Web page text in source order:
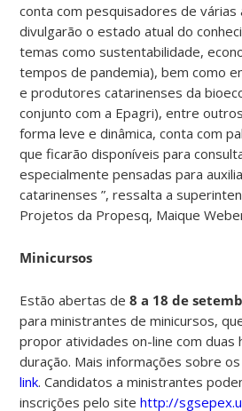
conta com pesquisadores de várias
divulgarão o estado atual do
temas como sustentabilidade,
tempos de pandemia), bem como
e produtores catarinenses da
conjunto com a Epagri), entre
forma leve e dinâmica, conta com
que ficarão disponíveis para
especialmente pensadas para
catarinenses ”, ressalta a
Projetos da Propesq, Maique
Minicursos
Estão abertas de8 a 18 de
para ministrantes de minicursos,
propor atividades on-line com duas
duração. Mais informações sobre
link. Candidatos a ministrantes
inscrições pelo sitehttp://